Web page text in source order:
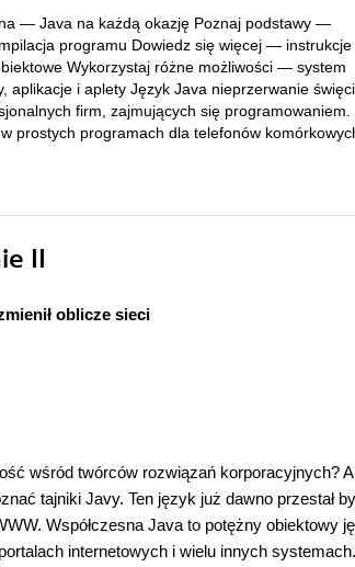
— Java na każdą okazję Poznaj podstawy —
programu Dowiedz się więcej — instrukcje
Wykorzystaj różne możliwości — system
aplikacje i aplety Język Java nieprzerwanie święci
firm, zajmujących się programowaniem.
prostych programach dla telefonów
II
oblicze sieci
wśród twórców rozwiązań korporacyjnych?
tajniki Javy. Ten język już dawno przestał
Współczesna Java to potężny obiektowy
internetowych i wielu innych